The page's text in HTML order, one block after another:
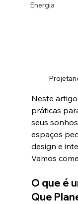
Energia
Neste
práticas
seus
espaços
design e
Vamos
O que é
Que